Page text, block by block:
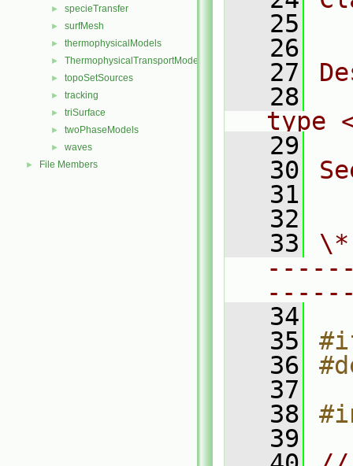
► specieTransfer
► surfMesh
► thermophysicalModels
► ThermophysicalTransportModels
► topoSetSources
► tracking
► triSurface
► twoPhaseModels
► waves
► File Members
   25
   26
   27
   28
type
   29
   30
   31
   32
   33
   34
   35
   36
   37
   38
   39